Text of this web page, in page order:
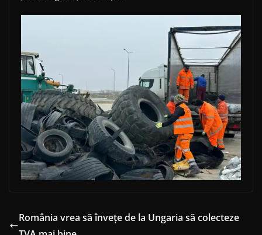
România vrea să învețe de la Ungaria să colecteze